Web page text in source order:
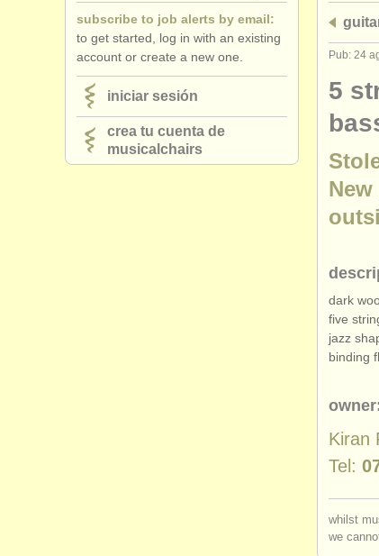
musicalchairs:
acerca de musicalchairs
editor:
anúnciese con nosotros find out
Pub: 24
5
dark
five
jazz
binding
Kiran
Tel:
whilst
we
subscribe to job alerts by email:
to get started, log in with an existing
account or create a new one.
iniciar sesión
crea tu cuenta de
musicalchairs